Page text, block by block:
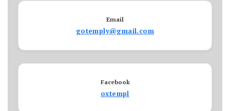
Email
gotemply@gmail.com
Facebook
oxtempl